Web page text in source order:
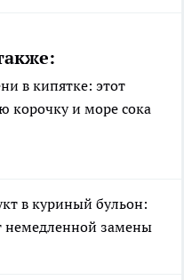
в кипятке: этот
корочку и море сока
в куриный бульон:
немедленной замены